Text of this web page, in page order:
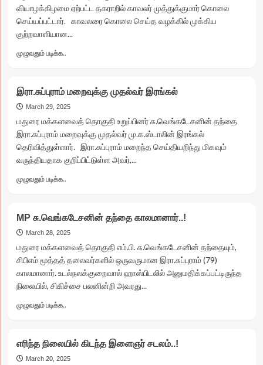
வியாழக்கிழமை ஏற்பட்ட தகராறில் காவலர் முத்துக்குமார் கொலை
செய்யப்பட்டார். காவலரை கொலை செய்த வழக்கில் முக்கிய
குற்றவாளியான...
முழுவதும் படிக்க..
முத்துக்குமார்
கொலை
வழக்கு
தேடப்பட்டவர்
கம்பம்
வனப்பகுதியில்
இரா.சுப்புராம் மறைவுக்கு முதல்வர் இரங்கல்
March 29, 2025
மதுரை மக்களவைத் தொகுதி உறுப்பினர் சு.வெங்கடேசனின் தந்தை
இரா.சுப்புராம் மறைவுக்கு முதல்வர் மு.க.ஸ்டாலின் இரங்கல்
தெரிவித்துள்ளார். இரா.சுப்புராம் மறைந்த செய்தியறிந்து மிகவும்
வருந்தியதாக குறிப்பிட்டுள்ள அவர்,...
முழுவதும் படிக்க..
இரா.சுப்புராம்
மறைவுக்கு
முதல்வர்
இரங்கல்
MP சு.வெங்கடேசனின் தந்தை காலமானார்..!
March 28, 2025
மதுரை மக்களவைத் தொகுதி எம்.பி. சு.வெங்கடேசனின் தந்தையும்,
சிபிஎம் மூத்தத் தலைவர்களில் ஒருவருமான இரா.சுப்புராம் (79)
காலமானார். உடல்நலக்குறைவால் ஹாஸ்பிடலில் அனுமதிக்கப்பட்டிருந்த
நிலையில், சிகிச்சை பலனின்றி அவரது...
முழுவதும் படிக்க..
MP
சு.வெங்கடேசனின்
தந்தை
எரிந்த நிலையில் கிடந்த இளைஞர் சடலம்..!
March 20, 2025